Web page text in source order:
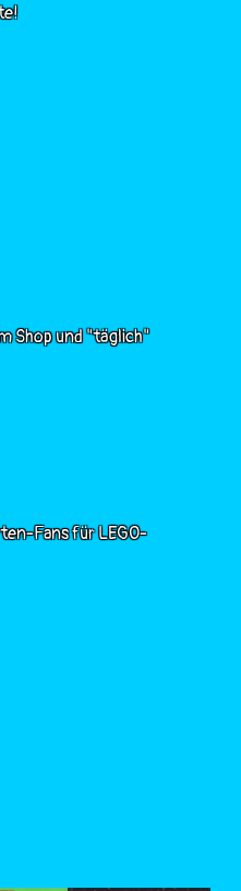
Shop und "täglich"
Fans für LEGO-